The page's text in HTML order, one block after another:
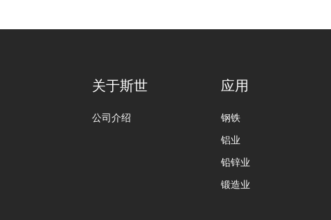
关于斯世
公司介绍
应用
钢铁
铝业
铅锌业
锻造业